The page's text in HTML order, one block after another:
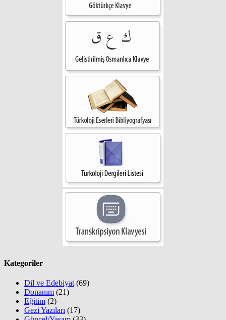
Kategoriler
Dil ve Edebiyat(69)
Donanım (21)
Eğitim (2)
Gezi Yazıları (17)